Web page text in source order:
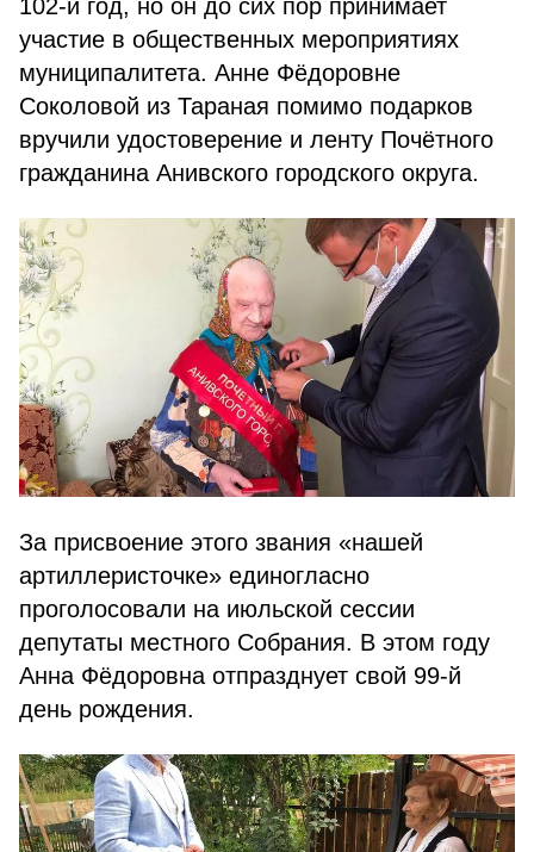
102-й год, но он до сих пор принимает
участие в общественных мероприятиях
муниципалитета. Анне Фёдоровне
Соколовой из Тараная помимо подарков
вручили удосто­верение и ленту Почётного
гражданина Анивского городского округа.
За присвоение этого звания «нашей
артиллеристочке» единогласно
проголосовали на июльской сессии
депутаты местного Собрания. В этом году
Анна Фёдо­ровна отпразднует свой 99-й
день рождения.